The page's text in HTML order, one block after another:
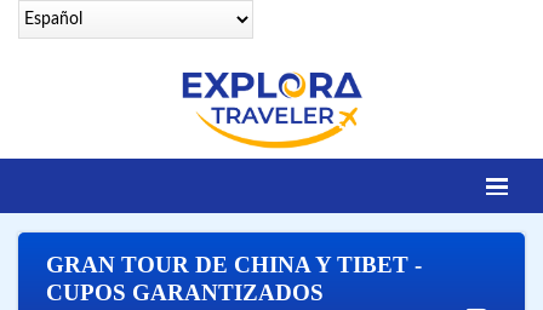
Identifícate
DESTINOS
GRAN TOUR DE CHINA Y TIBET -
CUPOS GARANTIZADOS